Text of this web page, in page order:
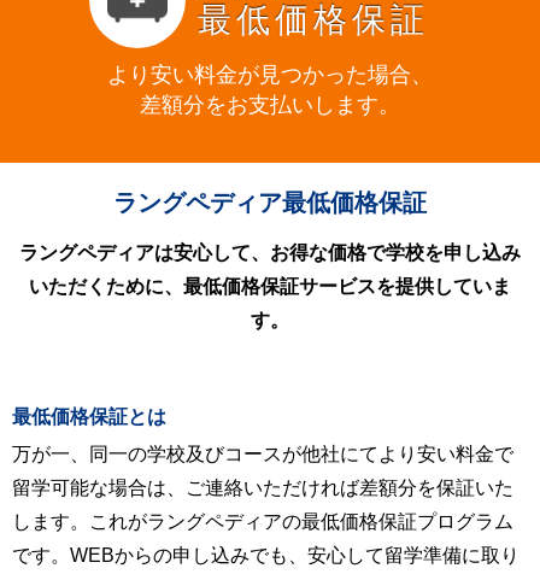
最低価格保証
より安い料金が見つかった場合、
差額分をお支払いします。
ラングペディア最低価格保証
ラングペディアは安心して、お得な価格で学校を申し込み
いただくために、最低価格保証サービスを提供していま
す。
最低価格保証とは
万が一、同一の学校及びコースが他社にてより安い料金で
留学可能な場合は、ご連絡いただければ差額分を保証いた
します。これがラングペディアの最低価格保証プログラム
です。WEBからの申し込みでも、安心して留学準備に取り